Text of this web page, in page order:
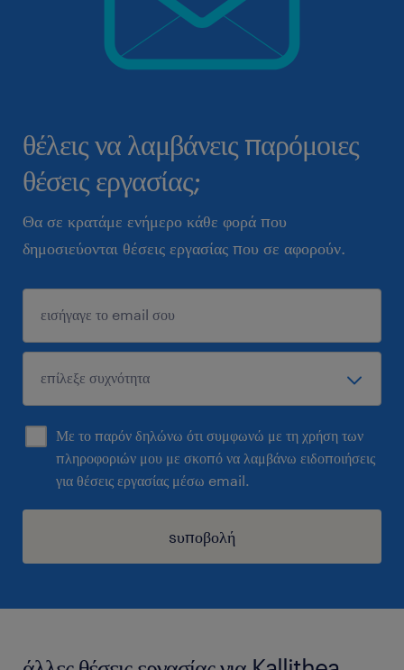
θέλεις να λαμβάνεις παρόμοιες
θέσεις εργασίας;
Θα σε κρατάμε ενήμερο κάθε φορά που
δημοσιεύονται θέσεις εργασίας που σε αφορούν.
Με το παρόν δηλώνω ότι συμφωνώ με τη χρήση των
πληροφοριών μου με σκοπό να λαμβάνω ειδοποιήσεις
για θέσεις εργασίας μέσω email.
sυποβολή